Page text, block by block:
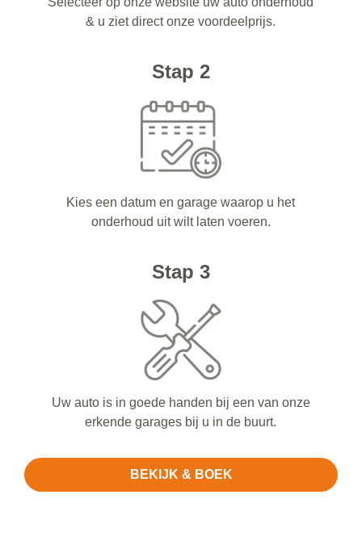
& u ziet direct onze voordeelprijs.
Stap 2
Kies een datum en garage waarop u het
onderhoud uit wilt laten voeren.
Stap 3
Uw auto is in goede handen bij een van onze
erkende garages bij u in de buurt.
BEKIJK & BOEK